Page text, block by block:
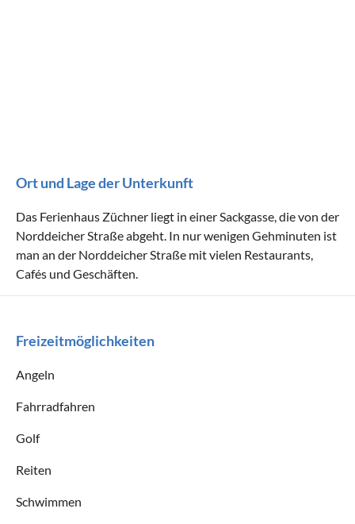
Ort und Lage der Unterkunft
Das Ferienhaus Züchner liegt in einer Sackgasse, die von der
Norddeicher Straße abgeht. In nur wenigen Gehminuten ist
man an der Norddeicher Straße mit vielen Restaurants,
Cafés und Geschäften.
Freizeitmöglichkeiten
Angeln
Fahrradfahren
Golf
Reiten
Schwimmen